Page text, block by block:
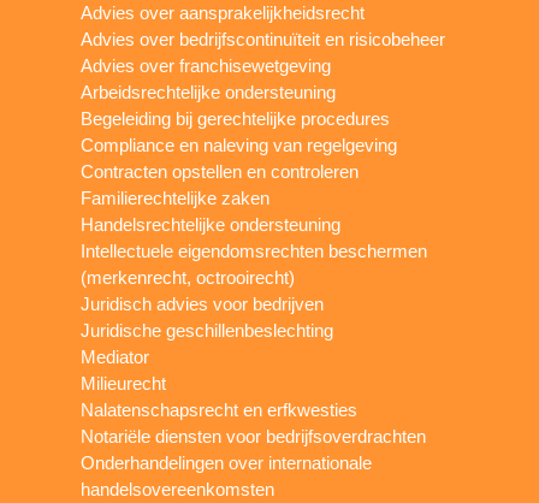
Advies over aansprakelijkheidsrecht
Advies over bedrijfscontinuïteit en risicobeheer
Advies over franchisewetgeving
Arbeidsrechtelijke ondersteuning
Begeleiding bij gerechtelijke procedures
Compliance en naleving van regelgeving
Contracten opstellen en controleren
Familierechtelijke zaken
Handelsrechtelijke ondersteuning
Intellectuele eigendomsrechten beschermen
(merkenrecht, octrooirecht)
Juridisch advies voor bedrijven
Juridische geschillenbeslechting
Mediator
Milieurecht
Nalatenschapsrecht en erfkwesties
Notariële diensten voor bedrijfsoverdrachten
Onderhandelingen over internationale
handelsovereenkomsten